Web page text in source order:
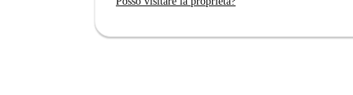
intorno al tuo appartamento, ma anche il